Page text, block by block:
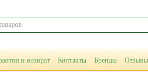
и возврат Контакты Бренды Отзывы